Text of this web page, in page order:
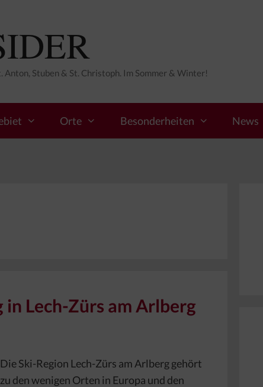
Stuben & St. Christoph. Im Sommer & Winter!
Orte Besonderheiten News
Lech-Zürs am Arlberg
Die Ski-Region Lech-Zürs am Arlberg gehört
zu den wenigen Orten in Europa und den